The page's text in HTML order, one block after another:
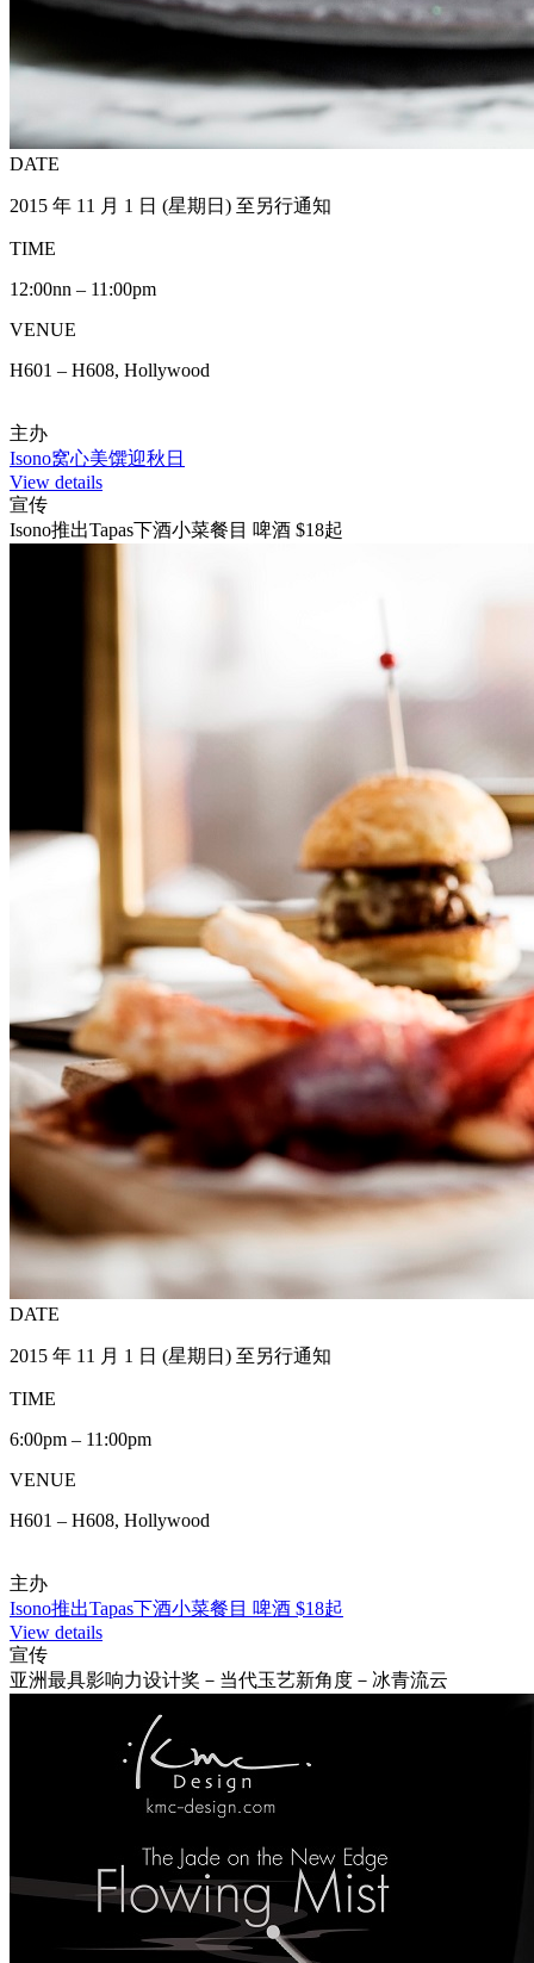
DATE
2015 年 11 月 1 日 (星期日) 至另行通知
TIME
12:00nn – 11:00pm
VENUE
H601 – H608, Hollywood
主办
Isono窝心美馔迎秋日
View details
宣传
Isono推出Tapas下酒小菜餐目 啤酒 $18起
DATE
2015 年 11 月 1 日 (星期日) 至另行通知
TIME
6:00pm – 11:00pm
VENUE
H601 – H608, Hollywood
主办
Isono推出Tapas下酒小菜餐目 啤酒 $18起
View details
宣传
亚洲最具影响力设计奖－当代玉艺新角度－冰青流云